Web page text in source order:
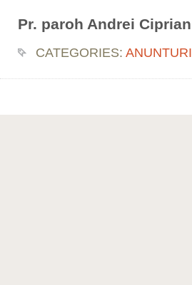
Pr. paroh Andrei Ciprian
CATEGORIES: ANUNTURI